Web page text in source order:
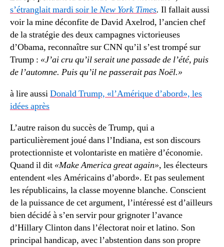
s’étranglait mardi soir leNew York Times. Il fallait aussi
voir la mine déconfite de David Axelrod, l’ancien chef
de la stratégie des deux campagnes victorieuses
d’Obama, reconnaître sur CNN qu’il s’est trompé sur
Trump : «J’ai cru qu’il serait une passade de l’été, puis
de l’automne. Puis qu’il ne passerait pas Noël.»
à lire aussiDonald Trump, «l’Amérique d’abord», les
idées après
L’autre raison du succès de Trump, qui a
particulièrement joué dans l’Indiana, est son discours
protectionniste et volontariste en matière d’économie.
Quand il dit «Make America great again», les électeurs
entendent «les Américains d’abord». Et pas seulement
les républicains, la classe moyenne blanche. Conscient
de la puissance de cet argument, l’intéressé est d’ailleurs
bien décidé à s’en servir pour grignoter l’avance
d’Hillary Clinton dans l’électorat noir et latino. Son
principal handicap, avec l’abstention dans son propre